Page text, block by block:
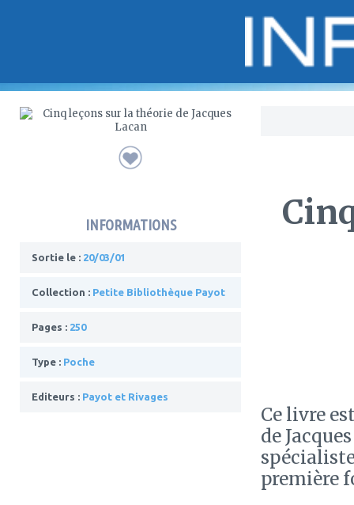
INFORMATIONS
Sortie le : 20/03/01
Collection : Petite Bibliothèque Payot
Pages : 250
Type : Poche
Editeurs : Payot et Rivages
Ce livre
de
première